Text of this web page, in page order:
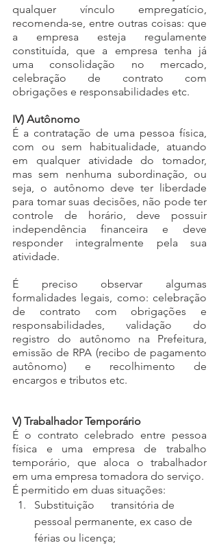
qualquer vínculo empregatício,
recomenda-se, entre outras coisas: que
a empresa esteja regulamente
constituída, que a empresa tenha já
uma consolidação no mercado,
celebração de contrato com
obrigações e responsabilidades etc.
IV) Autônomo
É a contratação de uma pessoa física,
com ou sem habitualidade, atuando
em qualquer atividade do tomador,
mas sem nenhuma subordinação, ou
seja, o autônomo deve ter liberdade
para tomar suas decisões, não pode ter
controle de horário, deve possuir
independência financeira e deve
responder integralmente pela sua
atividade.
É preciso observar algumas
formalidades legais, como: celebração
de contrato com obrigações e
responsabilidades, validação do
registro do autônomo na Prefeitura,
emissão de RPA (recibo de pagamento
autônomo) e recolhimento de
encargos e tributos etc.
V) Trabalhador Temporário
É o contrato celebrado entre pessoa
física e uma empresa de trabalho
temporário, que aloca o trabalhador
em uma empresa tomadora do serviço.
É permitido em duas situações:
Substituição      transitória de
pessoal permanente, ex caso de
férias ou licença;